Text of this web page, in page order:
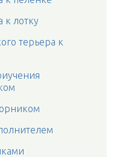
к лотку
терьера к